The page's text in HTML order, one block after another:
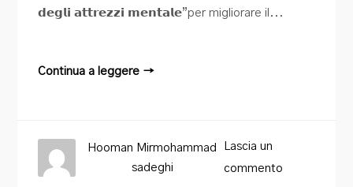
𝗱𝗲𝗴𝗹𝗶 𝗮𝘁𝘁𝗿𝗲𝘇𝘇𝗶 𝗺𝗲𝗻𝘁𝗮𝗹𝗲”per migliorare il...
Continua a leggere →
Lascia un
commento
Hooman Mirmohammad
sadeghi